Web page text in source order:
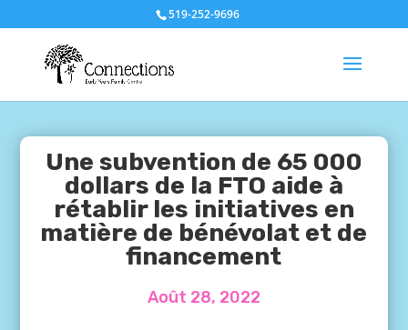
519-252-9696
Une subvention de 65 000
dollars de la FTO aide à
rétablir les initiatives en
matière de bénévolat et de
financement
Août 28, 2022